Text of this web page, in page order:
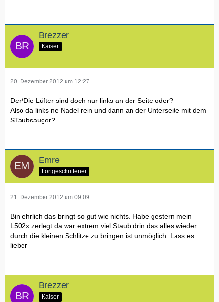
Brezzer
Kaiser
20. Dezember 2012 um 12:27
Der/Die Lüfter sind doch nur links an der Seite oder?
Also da links ne Nadel rein und dann an der Unterseite mit dem
STaubsauger?
Emre
Fortgeschrittener
21. Dezember 2012 um 09:09
Bin ehrlich das bringt so gut wie nichts. Habe gestern mein
L502x zerlegt da war extrem viel Staub drin das alles wieder
durch die kleinen Schlitze zu bringen ist unmöglich. Lass es
lieber
Brezzer
Kaiser